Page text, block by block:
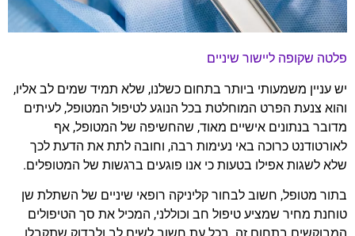
פלטה שקופה ליישור שיניים
יש עניין משמעותי ביותר בתחום כשלנו, שלא תמיד שמים לב אליו,
והוא צנעת הפרט המוחלטת בכל הנוגע לטיפול המטופל, לעיתים
מדובר בנתונים אישיים מאוד, שהחשיפה של המטופל, אף
לאורטודנט כרוכה באי נעימות רבה, וחובה לתת את הדעת לכך
שלא לשגות אפילו בטעות כי אנו פוגעים ברגשות של המטופלים.
בתור מטופל, חשוב לבחור קליניקה רופאי שיניים של השתלת שן
טוחנת מחיר שמציע טיפול חב וכוללני, המכיל את סך הטיפולים